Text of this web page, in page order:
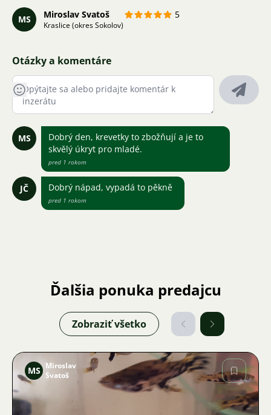
MS Miroslav Svatoš 5
Kraslice (okres Sokolov)
Otázky a komentáre
MS
Dobrý den, krevetky to zbožňují a je to
skvělý úkryt pro mladé.
pred 1 rokom
JČ Dobrý nápad, vypadá to pěkně
pred 1 rokom
Ďalšia ponuka predajcu
Zobraziť všetko
MS Miroslav
Svatoš